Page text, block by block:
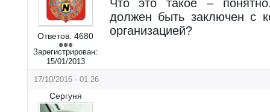
Ответов: 4680
Зарегистрирован:
15/01/2013
Что это такое –
должен быть заключен с
организацией?
17/10/2016 - 01:26
Сергуня